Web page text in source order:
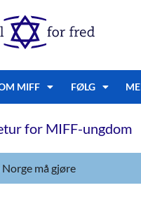
MIFF FØLG
for MIFF-ungdom
må gjøre